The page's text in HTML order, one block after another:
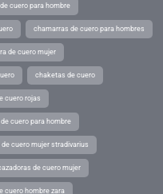
cuero para hombre
chamarras de cuero para hombres
de cuero mujer
chaketas de cuero
cuero rojas
cuero para hombre
cuero mujer stradivarius
de cuero mujer
cuero hombre zara